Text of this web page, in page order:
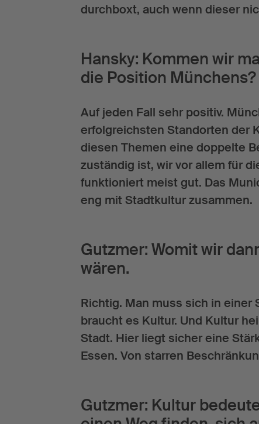
durchboxt, auch wenn dieser
Hansky: Kommen wir
die Position Münchens?
Auf jeden Fall sehr positiv.
erfolgreichsten Standorten der
diesen Themen eine doppelte
zuständig ist, wir vor allem für
funktioniert meist gut. Das
eng mit Stadtkultur zusammen.
Gutzmer: Womit wir
wären.
Richtig. Man muss sich in einer
braucht es Kultur. Und Kultur
Stadt. Hier liegt sicher eine
Essen. Von starren
Gutzmer: Kultur